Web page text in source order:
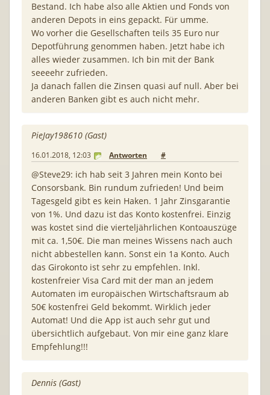
Bestand. Ich habe also alle Aktien und Fonds von
anderen Depots in eins gepackt. Für umme.
Wo vorher die Gesellschaften teils 35 Euro nur
Depotführung genommen haben. Jetzt habe ich
alles wieder zusammen. Ich bin mit der Bank
seeeehr zufrieden.
Ja danach fallen die Zinsen quasi auf null. Aber bei
anderen Banken gibt es auch nicht mehr.
PieJay198610 (Gast)
16.01.2018, 12:03 Antworten #
@Steve29: ich hab seit 3 Jahren mein Konto bei
Consorsbank. Bin rundum zufrieden! Und beim
Tagesgeld gibt es kein Haken. 1 Jahr Zinsgarantie
von 1%. Und dazu ist das Konto kostenfrei. Einzig
was kostet sind die vierteljährlichen Kontoauszüge
mit ca. 1,50€. Die man meines Wissens nach auch
nicht abbestellen kann. Sonst ein 1a Konto. Auch
das Girokonto ist sehr zu empfehlen. Inkl.
kostenfreier Visa Card mit der man an jedem
Automaten im europäischen Wirtschaftsraum ab
50€ kostenfrei Geld bekommt. Wirklich jeder
Automat! Und die App ist auch sehr gut und
übersichtlich aufgebaut. Von mir eine ganz klare
Empfehlung!!!
Dennis (Gast)